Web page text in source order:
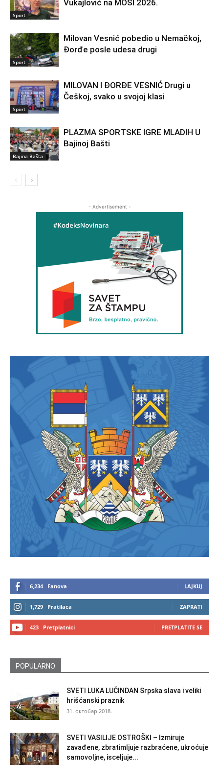
Sport
Vukajlović na MOSI 2026.
Sport
Milovan Vesnić pobedio u Nemačkoj,
Đorđe posle udesa drugi
Sport
MILOVAN I ĐORĐE VESNIĆ Drugi u
Češkoj, svako u svojoj klasi
Bajina Bašta
PLAZMA SPORTSKE IGRE MLADIH U
Bajinoj Bašti
- Advertisement -
6,234 Fanova LAJKUJ
1,729 Pratilaca ZAPRATI
423 Pretplatnici PRETPLATITE SE
POPULARNO
SVETI LUKA LUČINDAN Srpska slava i veliki
hrišćanski praznik
31. октобар 2018.
SVETI VASILIJE OSTROŠKI – Izmiruje
zavađene, zbratimljuje razbraćene, ukroćuje
samovoljne, isceljuje...